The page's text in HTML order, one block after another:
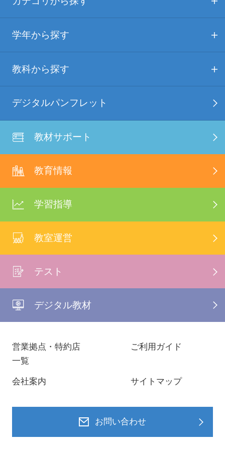
学年から探す
教科から探す
デジタルパンフレット
教材サポート
教育情報
学習指導
教室運営
テスト
デジタル教材
営業拠点・特約店
一覧
ご利用ガイド
会社案内 サイトマップ
お問い合わせ